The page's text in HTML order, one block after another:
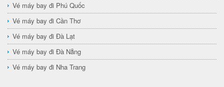
Vé máy bay đi Phú Quốc
Vé máy bay đi Cần Thơ
Vé máy bay đi Đà Lạt
Vé máy bay đi Đà Nẵng
Vé máy bay đi Nha Trang